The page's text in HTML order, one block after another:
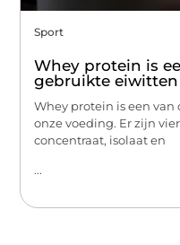
Sport
Whey protein is
gebruikte eiwitten
Whey protein is een
onze voeding. Er zijn
concentraat, isolaat en
...